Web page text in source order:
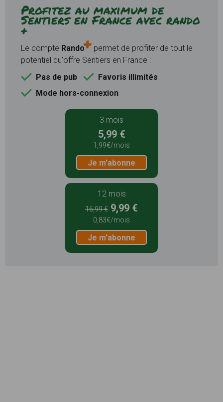
Profitez au maximum de
Sentiers en France avec rando
+
Le compte Rando
permet de profiter de tout le
potentiel qu'offre Sentiers en France :
Pas de pub
Favoris illimités
Mode hors-connexion
3 mois
5,99 €
1,99€/mois
Je m'abonne
12 mois
16,99 € 9,99 €
0,83€/mois
Je m'abonne